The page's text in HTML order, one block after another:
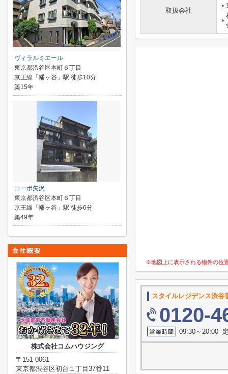
取扱会社
※地図上に表示される物件の位
スタイルレジデンス渋谷
0120-
09:30～20:00
ヴィラルミエール
東京都渋谷区本町６丁目
京王線「幡ヶ谷」駅 徒歩10分
築15年
コーポ矢沢
東京都渋谷区本町６丁目
京王線「幡ヶ谷」駅 徒歩6分
築49年
株式会社コムハウジング
〒151-0061
東京都渋谷区初台１丁目37番11